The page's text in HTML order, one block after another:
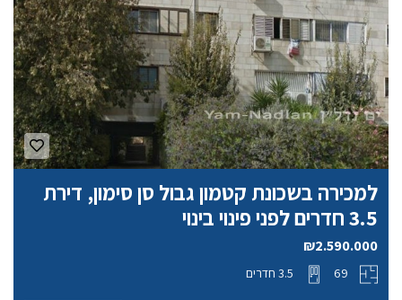
למכירה בשכונת קטמון גבול סן סימון, דירת
3.5 חדרים לפני פינוי בינוי
₪2.590.000
69 3.5 חדרים